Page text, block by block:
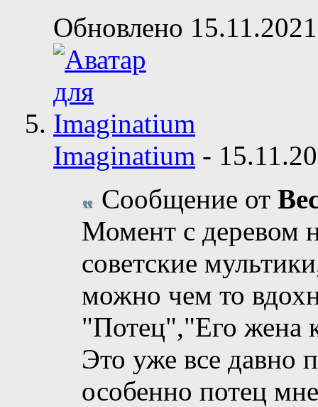
Обновлено
Imaginatium -
Сообщение от
Момент с деревом
советские
можно чем то
"Потец","Его жена
Это уже все давно
особенно потец